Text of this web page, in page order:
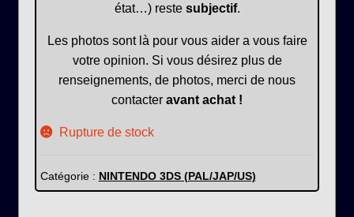
état…) reste subjectif.
Les photos sont là pour vous aider a vous faire
votre opinion. Si vous désirez plus de
renseignements, de photos, merci de nous
contacter avant achat !
Rupture de stock
Catégorie : NINTENDO 3DS (PAL/JAP/US)